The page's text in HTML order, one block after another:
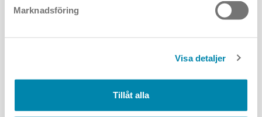
Marknadsföring
Visa detaljer
Tillåt alla